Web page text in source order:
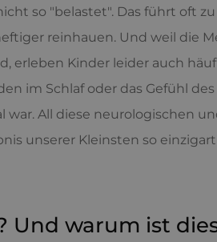
so "belastet". Das führt oft
reinhauen. Und weil die
erleben Kinder leider auch
im Schlaf oder das Gefühl des
war. All diese neurologischen
unserer Kleinsten so
warum ist